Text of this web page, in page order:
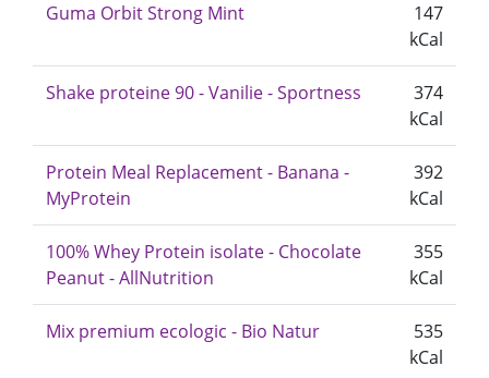
Guma Orbit Strong Mint
147
kCal
Shake proteine 90 - Vanilie - Sportness
374
kCal
Protein Meal Replacement - Banana -
MyProtein
392
kCal
100% Whey Protein isolate - Chocolate
Peanut - AllNutrition
355
kCal
Mix premium ecologic - Bio Natur
535
kCal